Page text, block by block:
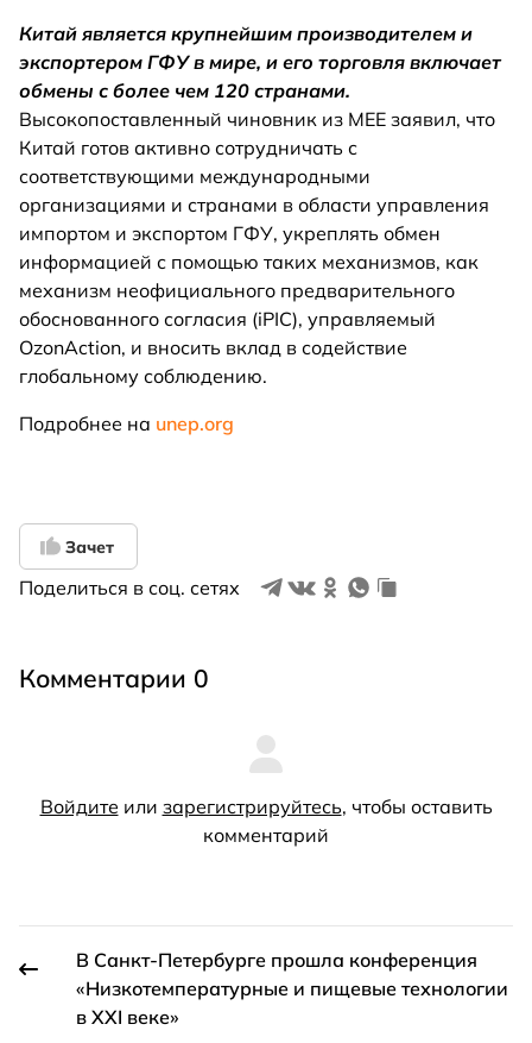
Китай является крупнейшим производителем и
экспортером ГФУ в мире, и его торговля включает
обмены с более чем 120 странами.
Высокопоставленный чиновник из MEE заявил, что
Китай готов активно сотрудничать с
соответствующими международными
организациями и странами в области управления
импортом и экспортом ГФУ, укреплять обмен
информацией с помощью таких механизмов, как
механизм неофициального предварительного
обоснованного согласия (iPIC), управляемый
OzonAction, и вносить вклад в содействие
глобальному соблюдению.
Подробнее на unep.org
Зачет
Поделиться в соц. сетях
Комментарии 0
Войдите или зарегистрируйтесь, чтобы оставить
комментарий
В Санкт-Петербурге прошла конференция
«Низкотемпературные и пищевые технологии
в XXI веке»